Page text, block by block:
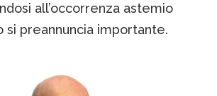
all’occorrenza astemio
si preannuncia importante.